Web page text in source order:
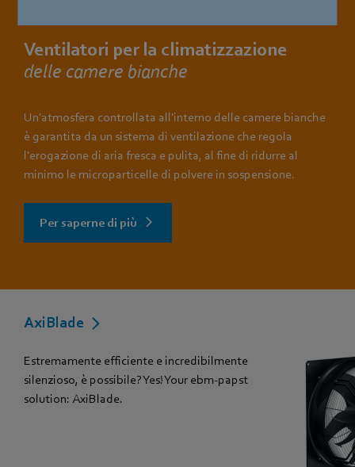
Ventilatori per la climatizzazione
delle camere bianche
Un'atmosfera controllata all'interno delle camere bianche
è garantita da un sistema di ventilazione che regola
l'erogazione di aria fresca e pulita, al fine di ridurre al
minimo le microparticelle di polvere in sospensione.
Per saperne di più
AxiBlade
Estremamente efficiente e incredibilmente
silenzioso, è possibile? Yes! Your ebm-papst
solution: AxiBlade.